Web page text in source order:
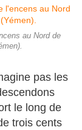
au Nord de
pas les
le long de
trois cents